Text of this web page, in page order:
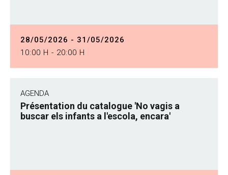
28/05/2026 - 31/05/2026
10:00 H - 20:00 H
AGENDA
Présentation du catalogue 'No vagis a
buscar els infants a l'escola, encara'